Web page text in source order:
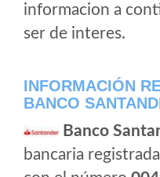
informacion a
ser de interes.
INFORMACIÓN
BANCO
Banco
bancaria